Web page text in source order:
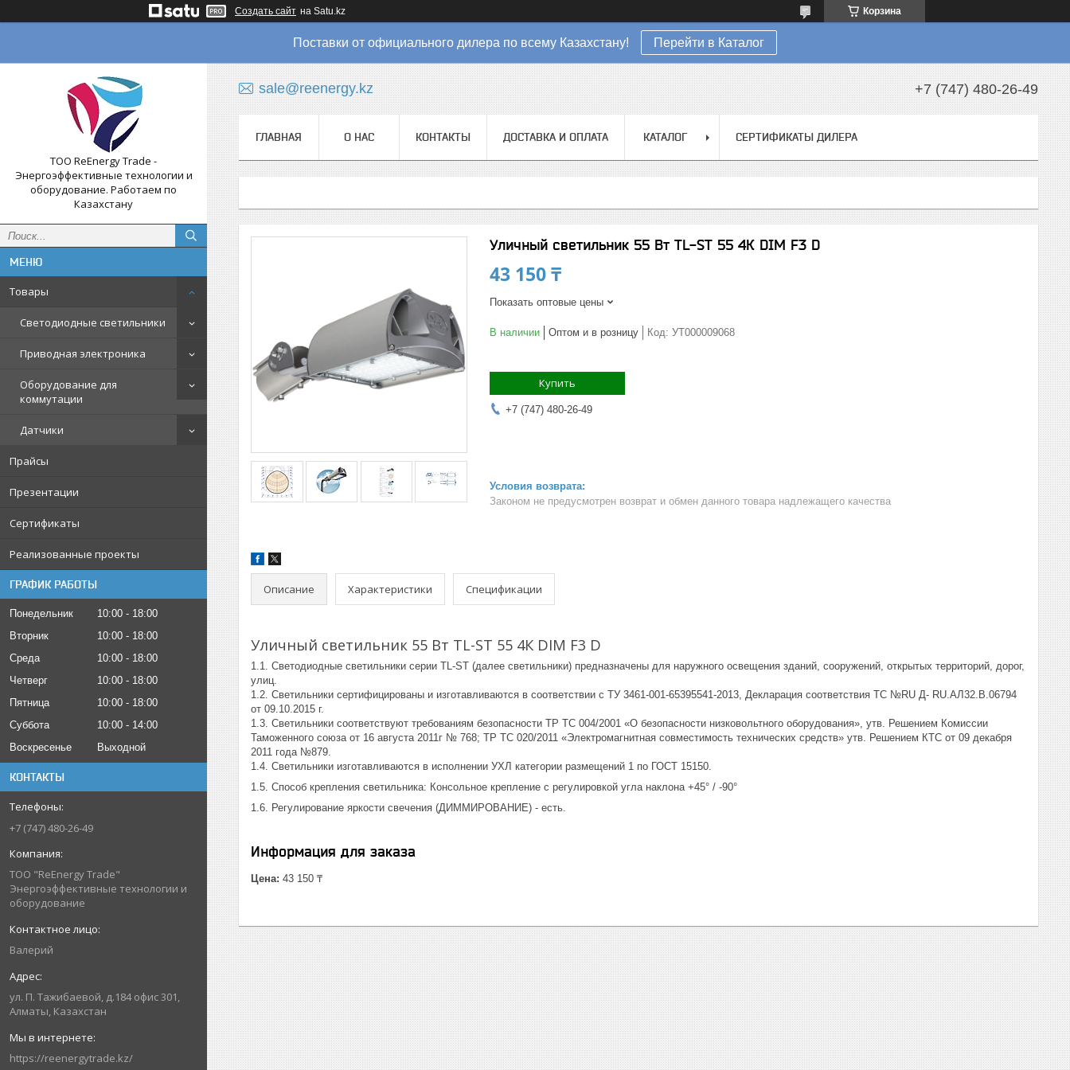
Создать сайт на Satu.kz Корзина
Поставки от официального дилера по всему Казахстану! Перейти в Каталог
ТОО ReEnergy Trade -
Энергоэффективные технологии и
оборудование. Работаем по
Казахстану
Товары
Светодиодные светильники
Приводная электроника
Оборудование для
коммутации
Датчики
Прайсы
Презентации
Сертификаты
Реализованные проекты
ГРАФИК РАБОТЫ
Понедельник 10:00
18:00
Вторник
10:00
18:00
Среда
10:00
18:00
Четверг
10:00
18:00
Пятница
10:00
18:00
Суббота
10:00
14:00
Воскресенье
Выходной
КОНТАКТЫ
+7 (747) 480-26-49
ТОО "ReEnergy Trade"
Энергоэффективные технологии и
оборудование
Валерий
ул. П. Тажибаевой, д.184 офис 301,
Алматы, Казахстан
https://reenergytrade.kz/
sale@reenergy.kz +7 (747) 480-26-49
ГЛАВНАЯ О НАС КОНТАКТЫ ДОСТАВКА И ОПЛАТА КАТАЛОГ СЕРТИФИКАТЫ ДИЛЕРА
Уличный светильник 55 Вт TL-ST 55 4К DIM F3 D
43 150 ₸
Показать оптовые цены
В наличии Оптом и в розницу Код: УТ000009068
Купить
+7 (747) 480-26-49
Законом не предусмотрен возврат и обмен данного товара надлежащего качества
Описание Характеристики Спецификации
Уличный светильник 55 Вт TL-ST 55 4К DIM F3 D
1.1. Светодиодные светильники серии TL-ST (далее светильники) предназначены для наружного освещения зданий, сооружений, открытых территорий, дорог,
улиц.
1.2. Светильники сертифицированы и изготавливаются в соответствии с ТУ 3461-001-65395541-2013, Декларация соответствия ТС №RU Д- RU.АЛ32.В.06794
от 09.10.2015 г.
1.3. Светильники соответствуют требованиям безопасности ТР ТС 004/2001 «О безопасности низковольтного оборудования», утв. Решением Комиссии
Таможенного союза от 16 августа 2011г № 768; ТР ТС 020/2011 «Электромагнитная совместимость технических средств» утв. Решением КТС от 09 декабря
2011 года №879.
1.4. Светильники изготавливаются в исполнении УХЛ категории размещений 1 по ГОСТ 15150.
1.5. Способ крепления светильника: Консольное крепление с регулировкой угла наклона +45° / -90°
1.6. Регулирование яркости свечения (ДИММИРОВАНИЕ) - есть.
Информация для заказа
Цена: 43 150 ₸